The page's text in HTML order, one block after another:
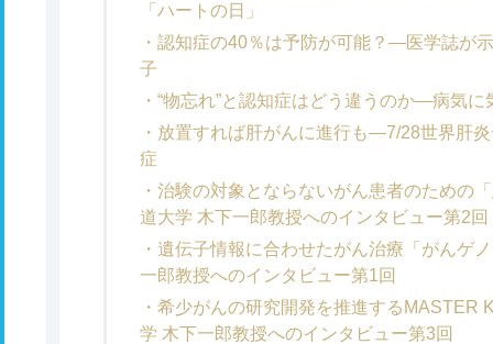
「ハートの日」
認知症の40％は予防が可能？―医学誌が
子
“物忘れ”と認知症はどう違うのか―病気に
放置すれば肝がんに進行も―7/28世界肝炎
症
治験の対象とならないがん患者のための
道大学 木下一郎教授へのインタビュー第2回
遺伝子情報に合わせたがん治療「がんゲ
一郎教授へのインタビュー第1回
希少がんの研究開発を推進するMASTER
学 木下一郎教授へのインタビュー第3回